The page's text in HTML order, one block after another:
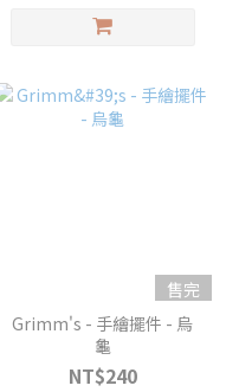
售完
Grimm's - 手繪擺件 - 烏
龜
NT$240